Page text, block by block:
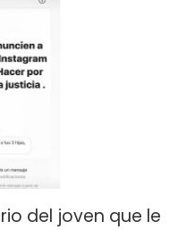
del joven que le